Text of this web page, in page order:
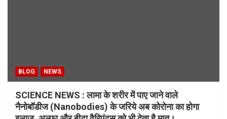
BLOG NEWS
SCIENCE NEWS : लामा के शरीर में पाए जाने वाले
नैनोबॉडीज (Nanobodies) के जरिये अब कोरोना का होगा